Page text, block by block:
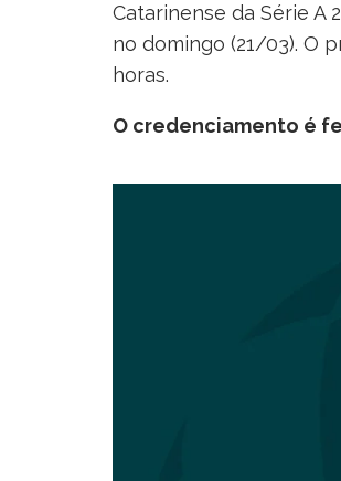
Catarinense da Série A
no domingo (21/03). O
horas.
O credenciamento é